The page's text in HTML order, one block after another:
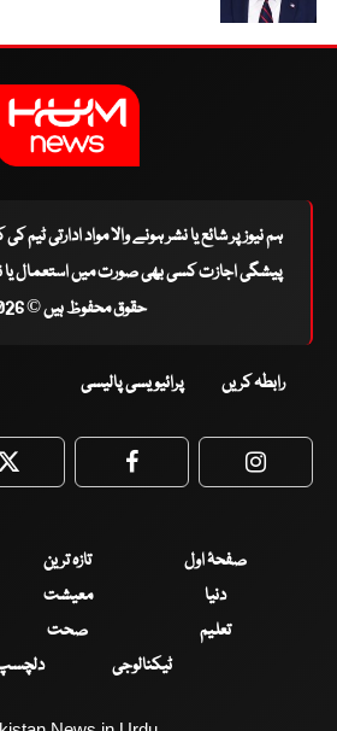
ہم نیوز پر شائع یا نشر ہونے والا مواد ادارتی
پیشگی اجازت کسی بھی صورت میں استعمال یا
حقوق محفوظ ہیں © 2026
رابطہ کریں پرائیویسی پالیسی
Twitter Facebook
صفحۂ اول تازہ ترین
دنیا
معیشت
تعلیم
صحت
ٹیکنالوجی